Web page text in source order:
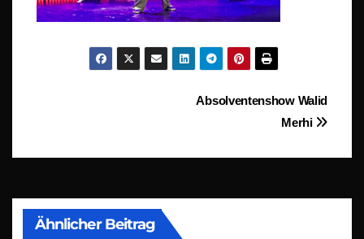
Beitragsnavigation
Absolventenshow Walid
Merhi
Ähnlicher Beitrag